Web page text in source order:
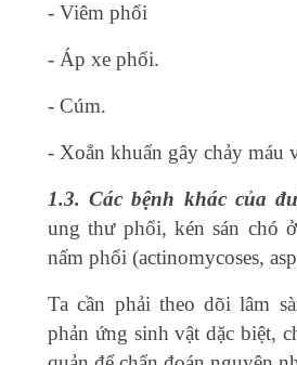
- Viêm phổi
- Áp xe phổi.
- Cúm.
- Xoắn khuẩn gây chảy máu
1.3. Các bệnh khác của
ung thư phổi, kén sán chó
nấm phổi (actinomycoses,
Ta cần phải theo dõi lâm
phản ứng sinh vật dặc biệt,